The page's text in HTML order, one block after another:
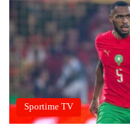
Sportime TV